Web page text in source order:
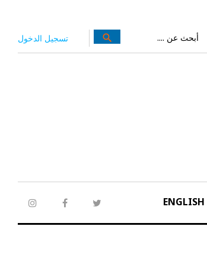
تسجيل الدخول
عن:
search
twitter
facebook
ENGLISH